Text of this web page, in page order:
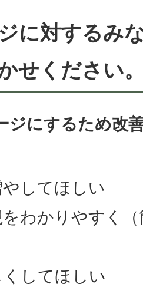
に対するみ
せください
ジにするため改
してほしい
わかりやすく
してほしい